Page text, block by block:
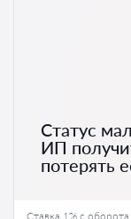
Статус
ИП
потерять
Ставка 1% с